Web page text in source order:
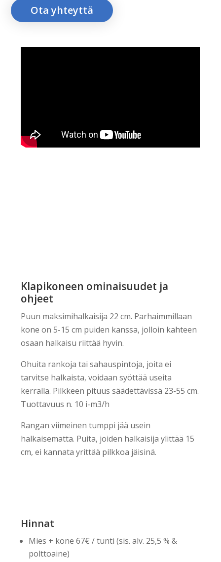
Ota yhteyttä
Klapikoneen ominaisuudet ja
ohjeet
Puun maksimihalkaisija 22 cm. Parhaimmillaan
kone on 5-15 cm puiden kanssa, jolloin kahteen
osaan halkaisu riittää hyvin.
Ohuita rankoja tai sahauspintoja, joita ei
tarvitse halkaista, voidaan syöttää useita
kerralla. Pilkkeen pituus säädettävissä 23-55 cm.
Tuottavuus n. 10 i-m3/h
Rangan viimeinen tumppi jää usein
halkaisematta. Puita, joiden halkaisija ylittää 15
cm, ei kannata yrittää pilkkoa jäisinä.
Hinnat
Mies + kone 67€ / tunti (sis. alv. 25,5 % &
polttoaine)